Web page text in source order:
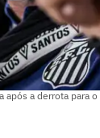
após a derrota para